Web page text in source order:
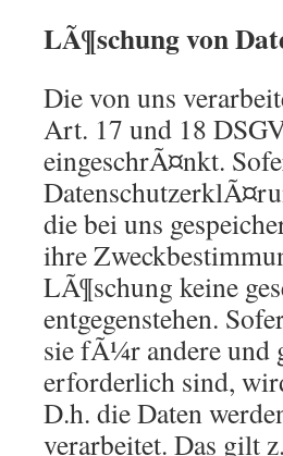
LÃ¶schung von
Die von uns
Art. 17 und 18
eingeschrÃ¤nkt.
die bei uns
ihre
LÃ¶schung keine
entgegenstehen.
sie fÃ¼r andere und
erforderlich sind,
D.h. die Daten
verarbeitet. Das gilt